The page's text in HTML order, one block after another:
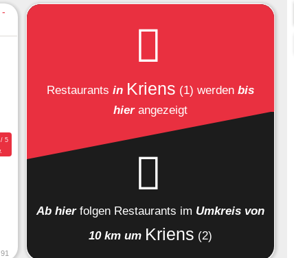
91
Restaurants in Kriens (1) werden bis
hierangezeigt
Ab hier folgen Restaurants im Umkreis von
10 km um Kriens (2)